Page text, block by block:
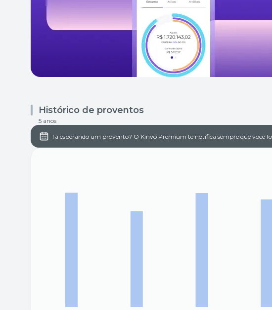
Histórico de proventos
5 anos
Tá esperando um provento? O Kinvo Premium te notifica sempre que você